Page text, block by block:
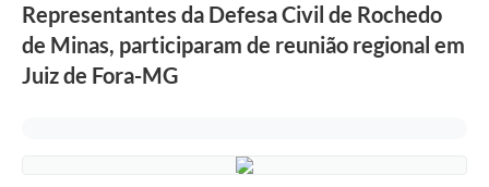
Representantes da Defesa Civil de Rochedo
de Minas, participaram de reunião regional em
Juiz de Fora-MG